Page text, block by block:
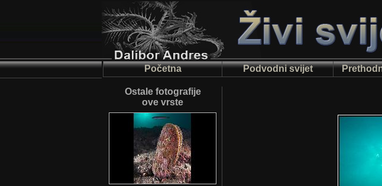
Početna Podvodni svijet
Ostale fotografije
ove vrste